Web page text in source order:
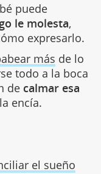
puede
le molesta,
expresarlo.
más de lo
todo a la boca
de calmar esa
encía.
el sueño